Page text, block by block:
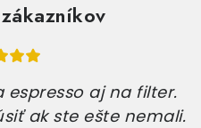
espresso aj na filter.
ak ste ešte nemali.